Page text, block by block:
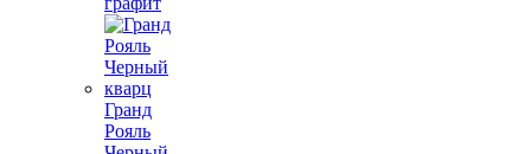
Гранд
Рояль